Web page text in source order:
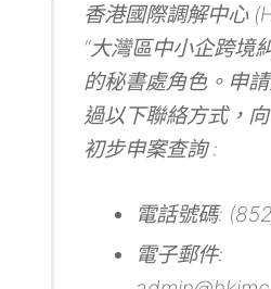
香港國際調解中心
“大灣區中小企跨境
的秘書處角色。申
過以下聯絡方式，
初步申案查詢 :
電話號碼:
電子郵件: